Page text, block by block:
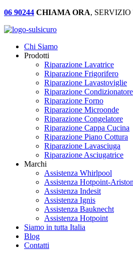
06 90244 CHIAMA ORA,
Chi Siamo
Prodotti
Riparazione Lavatrice
Riparazione Frigorifero
Riparazione Lavastoviglie
Riparazione Condizionatore
Riparazione Forno
Riparazione Microonde
Riparazione Congelatore
Riparazione Cappa Cucina
Riparazione Piano Cottura
Riparazione Lavasciuga
Riparazione Asciugatrice
Marchi
Assistenza Whirlpool
Assistenza Hotpoint-Ariston
Assistenza Indesit
Assistenza Ignis
Assistenza Bauknecht
Assistenza Hotpoint
Siamo in tutta Italia
Blog
Contatti